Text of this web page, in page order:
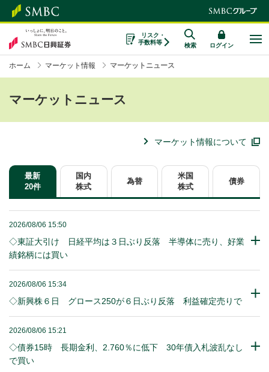
リスク・
手数料等
検索 ログイン
ホーム マーケット情報 マーケットニュース
マーケットニュース
マーケット情報について
最新
20件
国内
株式
為替
米国
株式
債券
2026/08/06 15:50
◇東証大引け 日経平均は３日ぶり反落 半導体に売り、好業
績銘柄には買い
2026/08/06 15:34
◇新興株６日 グロース250が６日ぶり反落 利益確定売りで
2026/08/06 15:21
◇債券15時 長期金利、2.760％に低下 30年債入札波乱なし
で買い